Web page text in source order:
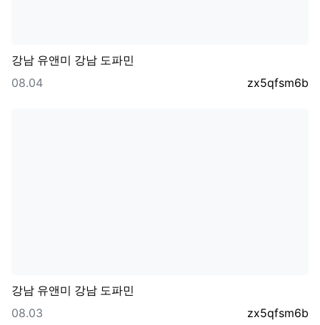
강남 유앤미 강남 도파민
등록자
zx5qfsm6b
등록일
08.04
강남 유앤미 강남 도파민
등록자
zx5qfsm6b
등록일
08.03